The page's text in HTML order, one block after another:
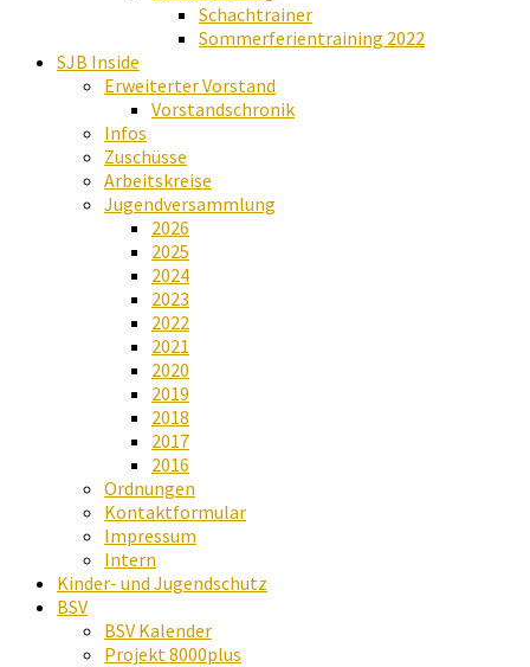
Schachtrainer
Sommerferientraining 2022
SJB Inside
Erweiterter Vorstand
Vorstandschronik
Infos
Zuschüsse
Arbeitskreise
Jugendversammlung
2026
2025
2024
2023
2022
2021
2020
2019
2018
2017
2016
Ordnungen
Kontaktformular
Impressum
Intern
Kinder- und Jugendschutz
BSV
BSV Kalender
Projekt 8000plus